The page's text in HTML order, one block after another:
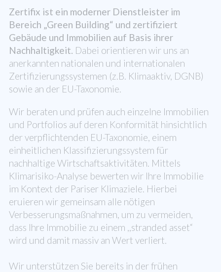
Zertifix ist ein moderner Dienstleister im
Bereich „Green Building“ und zertifiziert
Gebäude und Immobilien auf Basis ihrer
Nachhaltigkeit. Dabei orientieren wir uns an
anerkannten nationalen und internationalen
Zertifizierungssystemen (z.B. Klimaaktiv, DGNB)
sowie an der EU-Taxonomie.
Wir beraten und prüfen auch einzelne Immobilien
und Portfolios auf deren Konformität hinsichtlich
der verpflichtenden EU-Taxonomie, einem
einheitlichen Klassifizierungssystem für
nachhaltige Wirtschaftsaktivitäten. Mittels
Klimarisiko-Analyse bewerten wir Ihre Immobilie
im Kontext der Pariser Klimaziele. Hierbei
eruieren wir gemeinsam alle nötigen
Verbesserungsmaßnahmen, um zu vermeiden,
dass Ihre Immobilie zu einem ,,stranded asset“
wird und damit massiv an Wert verliert.
Wir unterstützen Sie bereits in der frühen